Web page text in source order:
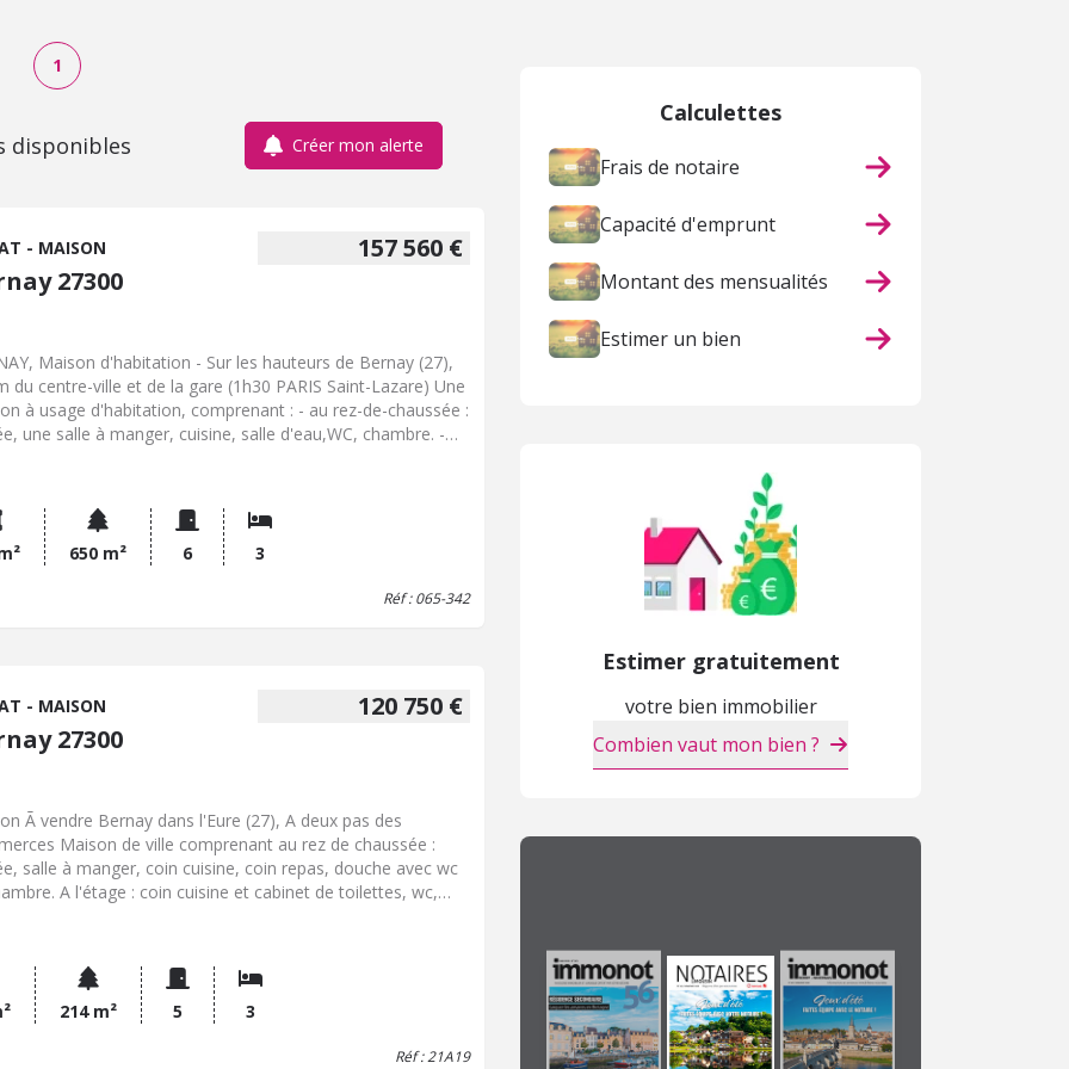
1
disponibles Créer mon alerte
157 560 €
- MAISON
27300
Maison d'habitation - Sur les hauteurs de Bernay (27),
du centre-ville et de la gare (1h30 PARIS Saint-Lazare) Une
à usage d'habitation, comprenant : - au rez-de-chaussée :
une salle à manger, cuisine, salle d'eau,WC, chambre. -
: E - Montant estimé des dépenses annuelles d'énergie
un usage standard : 2790 à 3810 € (base 2025) - Prix Hon.
Inclus : 157 560 € dont 5,04% Hon. Négo TTC charge acq.
650 m² 6 3
Réf : 065-342
120 750 €
- MAISON
27300
l'Eure (27), A deux pas des
Maison de ville comprenant au rez de chaussée :
salle à manger, coin cuisine, coin repas, douche avec wc
A l'étage : coin cuisine et cabinet de toilettes, wc,
214 m² 5 3
Réf : 21A19
Calculettes
Frais de notaire
Capacité d'emprunt
Montant des mensualités
Estimer un bien
Estimer gratuitement
votre bien immobilier
Combien vaut mon bien ?